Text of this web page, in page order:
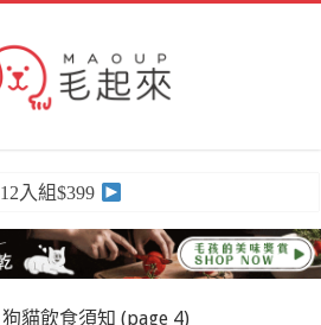
12入組$399
狗貓飲食須知 (page 4)